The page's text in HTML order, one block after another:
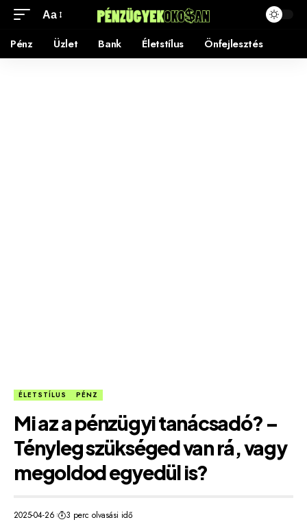
Aa
Pénz Üzlet Bank Életstílus Önfejlesztés
ÉLETSTÍLUS PÉNZ
Mi az a pénzügyi tanácsadó? –
Tényleg szükséged van rá, vagy
megoldod egyedül is?
2025-04-26 3 perc olvasási idő